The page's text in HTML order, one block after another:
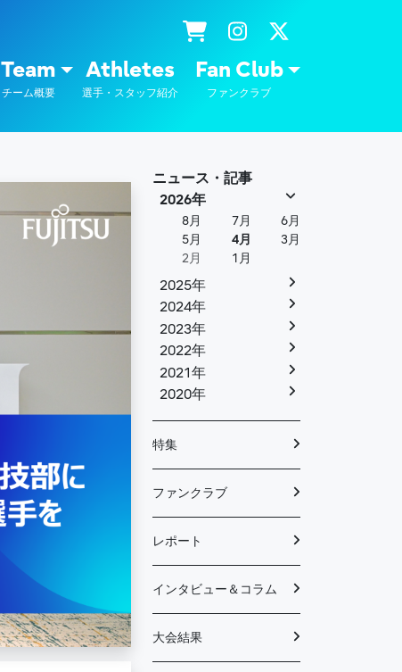
Team
チーム概要
Athletes
選手・スタッフ紹介
Fan Club
ファンクラブ
ニュース・記事
2026年
8月 7月
6月
5月
4月
3月
2月
1月
2025年
2024年
2023年
2022年
2021年
2020年
特集
ファンクラブ
レポート
インタビュー＆コラム
大会結果